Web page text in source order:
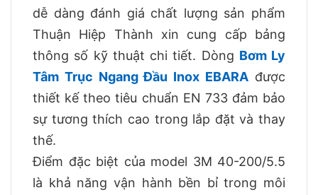
dễ dàng đánh giá chất lượng sản phẩm
Thuận Hiệp Thành xin cung cấp bảng
thông số kỹ thuật chi tiết. Dòng Bơm Ly
Tâm Trục Ngang Đầu Inox EBARA được
thiết kế theo tiêu chuẩn EN 733 đảm bảo
sự tương thích cao trong lắp đặt và thay
thế.
Điểm đặc biệt của model 3M 40-200/5.5
là khả năng vận hành bền bỉ trong môi